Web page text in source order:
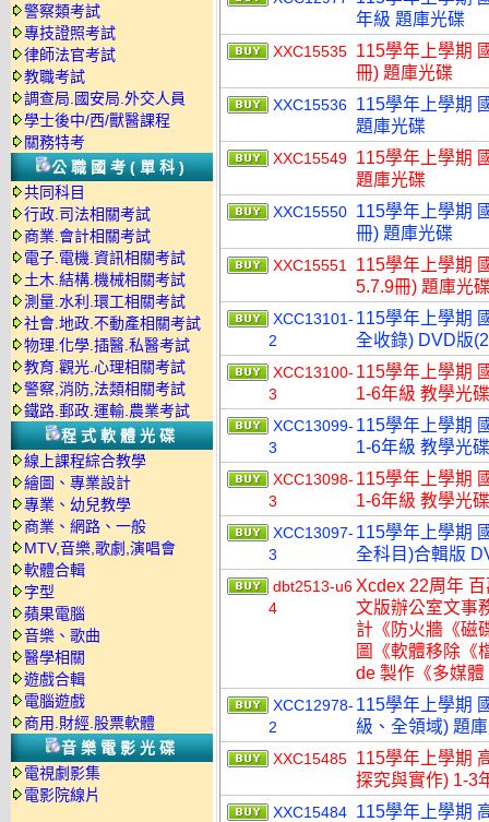
警察類考試
專技證照考試
律師法官考試
教職考試
調查局.國安局.外交人員
學士後中/西/獸醫課程
關務特考
公職國考(單科)
共同科目
行政.司法相關考試
商業.會計相關考試
電子.電機.資訊相關考試
土木.結構.機械相關考試
測量.水利.環工相關考試
社會.地政.不動產相關考試
物理.化學.插醫.私醫考試
教育.觀光.心理相關考試
警察,消防,法類相關考試
鐵路.郵政.運輸.農業考試
程式軟體光碟
線上課程綜合教學
繪圖、專業設計
專業、幼兒教學
商業、網路、一般
MTV,音樂,歌劇,演唱會
軟體合輯
字型
蘋果電腦
音樂、歌曲
醫學相關
遊戲合輯
電腦遊戲
商用.財經.股票軟體
音樂電影光碟
電視劇影集
電影院線片
年級 題庫光碟
XXC15535 115學年上學期
冊) 題庫光碟
XXC15536 115學年上學期
題庫光碟
XXC15549 115學年上學期
題庫光碟
XXC15550 115學年上學期
冊) 題庫光碟
XXC15551
115學年上學期
5.7.9冊) 題庫光
XCC13101-
2
115學年上學期
全收錄) DVD版
XCC13100-
3
115學年上學期
1-6年級 教學光
XCC13099-
3
115學年上學期
1-6年級 教學光
XCC13098-
3
115學年上學期
1-6年級 教學光
XCC13097-
3
115學年上學期
全科目)合輯版
dbt2513-u6
4
Xcdex 22周年
文版辦公室文事
計《防火牆《磁
圖《軟體移除《
de 製作《多媒
XCC12978-
2
115學年上學期
級、全領域) 題
XXC15485 115學年上學期
探究與實作) 1-3
XXC15484 115學年上學期